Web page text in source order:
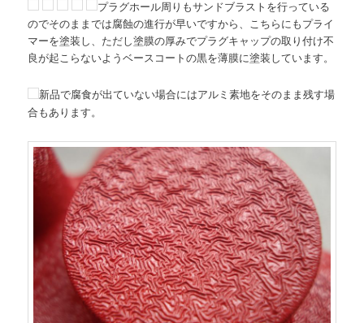
プラグホール周りもサンドブラストを行っている
のでそのままでは腐蝕の進行が早いですから、こちらにもプライ
マーを塗装し、ただし塗膜の厚みでプラグキャップの取り付け不
良が起こらないようベースコートの黒を薄膜に塗装しています。
新品で腐食が出ていない場合にはアルミ素地をそのまま残す場
合もあります。